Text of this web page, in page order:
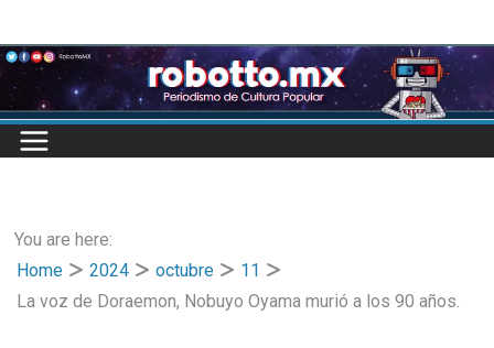
to
content
You are here:
Home
2024 octubre
11
La voz de Doraemon, Nobuyo Oyama murió a los 90 años.